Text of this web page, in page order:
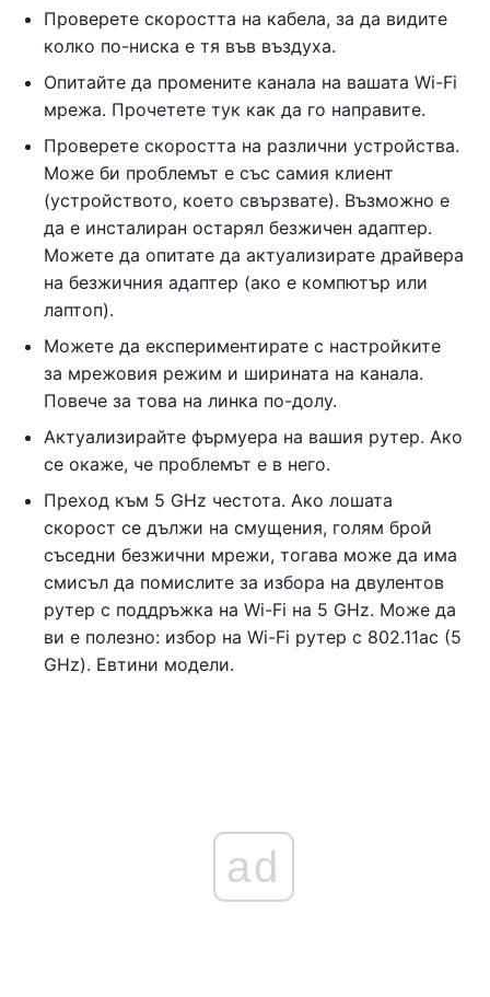
Проверете скоростта на кабела, за да видите
колко по-ниска е тя във въздуха.
Опитайте да промените канала на вашата Wi-Fi
мрежа. Прочетете тук как да го направите.
Проверете скоростта на различни устройства.
Може би проблемът е със самия клиент
(устройството, което свързвате). Възможно е
да е инсталиран остарял безжичен адаптер.
Можете да опитате да актуализирате драйвера
на безжичния адаптер (ако е компютър или
лаптоп).
Можете да експериментирате с настройките
за мрежовия режим и ширината на канала.
Повече за това на линка по-долу.
Актуализирайте фърмуера на вашия рутер. Ако
се окаже, че проблемът е в него.
Преход към 5 GHz честота. Ако лошата
скорост се дължи на смущения, голям брой
съседни безжични мрежи, тогава може да има
смисъл да помислите за избора на двулентов
рутер с поддръжка на Wi-Fi на 5 GHz. Може да
ви е полезно: избор на Wi-Fi рутер с 802.11ac (5
GHz). Евтини модели.
ad